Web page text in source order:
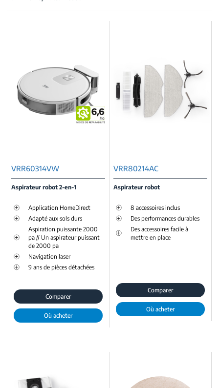
VRR60314VW
Aspirateur robot 2-en-1
Application HomeDirect
Adapté aux sols durs
Aspiration puissante 2000
pa // Un aspirateur puissant
de 2000 pa
Navigation laser
9 ans de pièces détachées
Comparer
Où acheter
VRR80214AC
Aspirateur robot
8 accessoires inclus
Des performances durables
Des accessoires facile à
mettre en place
Comparer
Où acheter